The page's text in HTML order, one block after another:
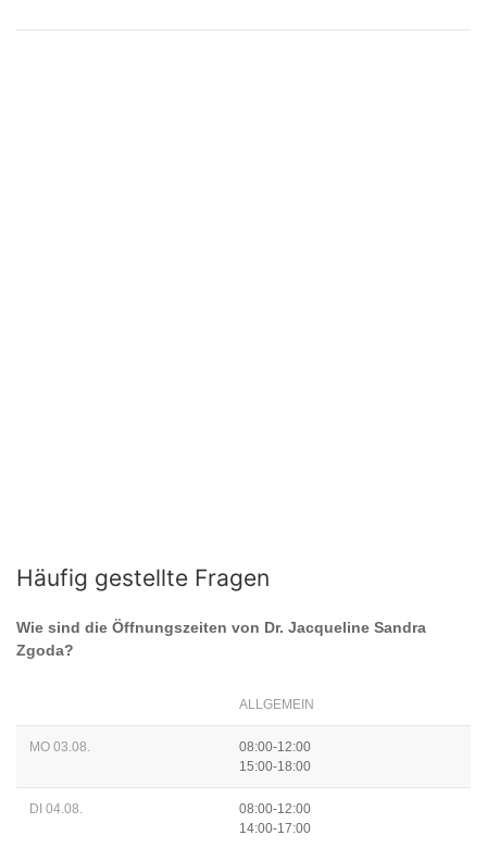
Häufig gestellte Fragen
Wie sind die Öffnungszeiten von Dr. Jacqueline Sandra
Zgoda?
ALLGEMEIN
MO 03.08.
08:00-12:00
15:00-18:00
DI 04.08.
08:00-12:00
14:00-17:00